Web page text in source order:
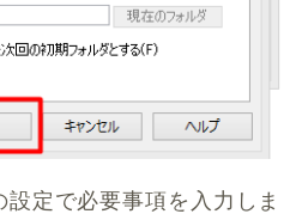
定で必要事項を入力しま